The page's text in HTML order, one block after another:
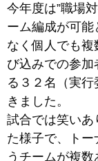
今年度は”職場
ーム編成が可
なく個人でも
び込みでの参
る３２名（実
きました。
試合では笑いあ
た様子で、ト
うチームが複